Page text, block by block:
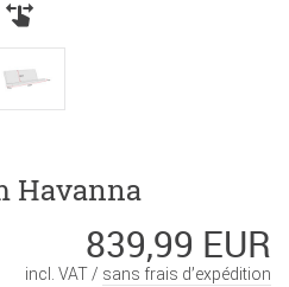
Havanna
839,99 EUR
incl. VAT / sans frais d’expédition